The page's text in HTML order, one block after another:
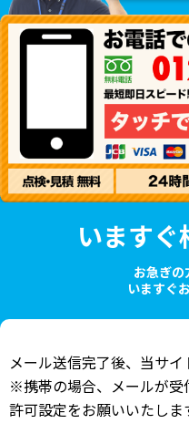
いますぐ
お急ぎの
いますぐ
メール送信完了後、当サイ
※携帯の場合、メールが受
許可設定をお願いいたしま